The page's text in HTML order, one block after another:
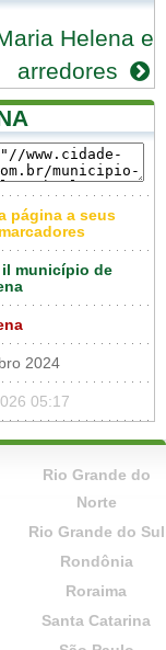
Helena e
arredores
página a seus
il município de
2024
05:17
Rio Grande do
Norte
Rio Grande do Sul
Rondônia
Roraima
Santa Catarina